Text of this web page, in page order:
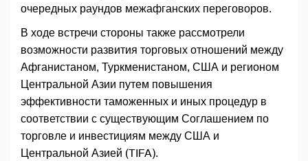
очередных раундов межафганских переговоров.
В ходе встречи стороны также рассмотрели
возможности развития торговых отношений между
Афганистаном, Туркменистаном, США и регионом
Центральной Азии путем повышения
эффективности таможенных и иных процедур в
соответствии с существующим Соглашением по
торговле и инвестициям между США и
Центральной Азией (TIFA).